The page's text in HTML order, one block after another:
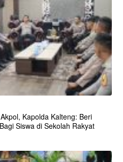
Kapolda Kalteng: Beri
Siswa di Sekolah Rakyat